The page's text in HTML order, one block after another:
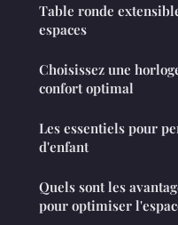
Table ronde
espaces
Choisissez une
confort optimal
Les essentiels pour
d'enfant
Quels sont les
pour optimiser